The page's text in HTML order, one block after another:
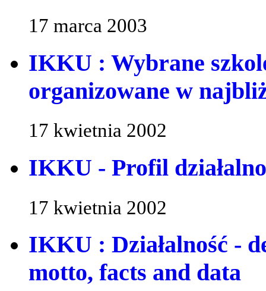
17 marca 2003
IKKU : Wybrane
organizowane w
17 kwietnia 2002
IKKU - Profil
17 kwietnia 2002
IKKU : Działalność -
motto, facts and data